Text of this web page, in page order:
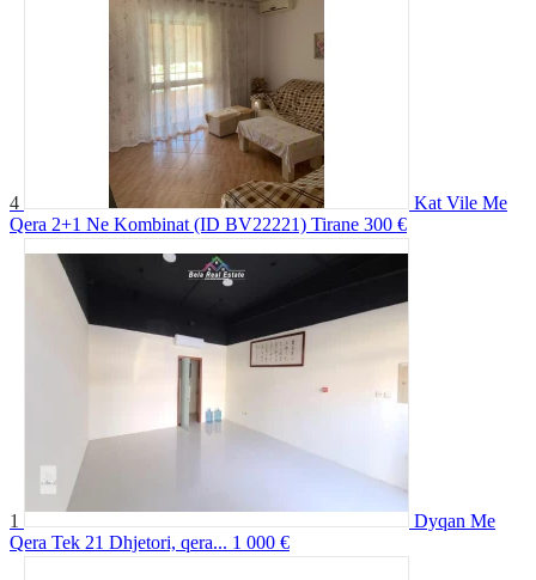
4
Kat Vile Me
Qera 2+1 Ne Kombinat (ID BV22221) Tirane 300 €
1
Dyqan Me
Qera Tek 21 Dhjetori, qera... 1 000 €